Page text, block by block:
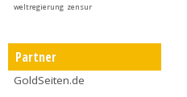
weltregierung zensur
Partner
GoldSeiten.de